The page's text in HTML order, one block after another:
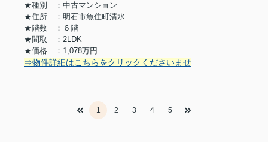
★種別 ：中古マンション
★住所 ：明石市魚住町清水
★階数 ：６階
★間取 ：2LDK
★価格 ：1,078万円
⇒物件詳細はこちらをクリックくださいませ
1 2 3 4 5